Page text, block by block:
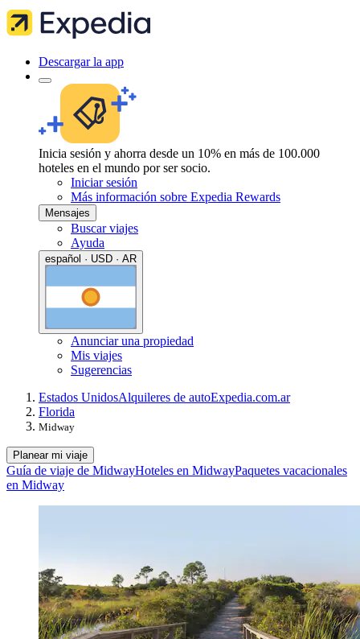
Descargar la app
Inicia sesión y ahorra desde un 10% en más de 100.000
hoteles en el mundo por ser socio.
Iniciar sesión
Más información sobre Expedia Rewards
Mensajes
Buscar viajes
Ayuda
español · USD · AR
Anunciar una propiedad
Mis viajes
Sugerencias
Estados UnidosAlquileres de autoExpedia.com.ar
Florida
Midway
Planear mi viaje
Guía de viaje de MidwayHoteles en MidwayPaquetes vacacionales
en Midway